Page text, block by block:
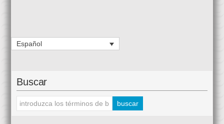
Español
Buscar